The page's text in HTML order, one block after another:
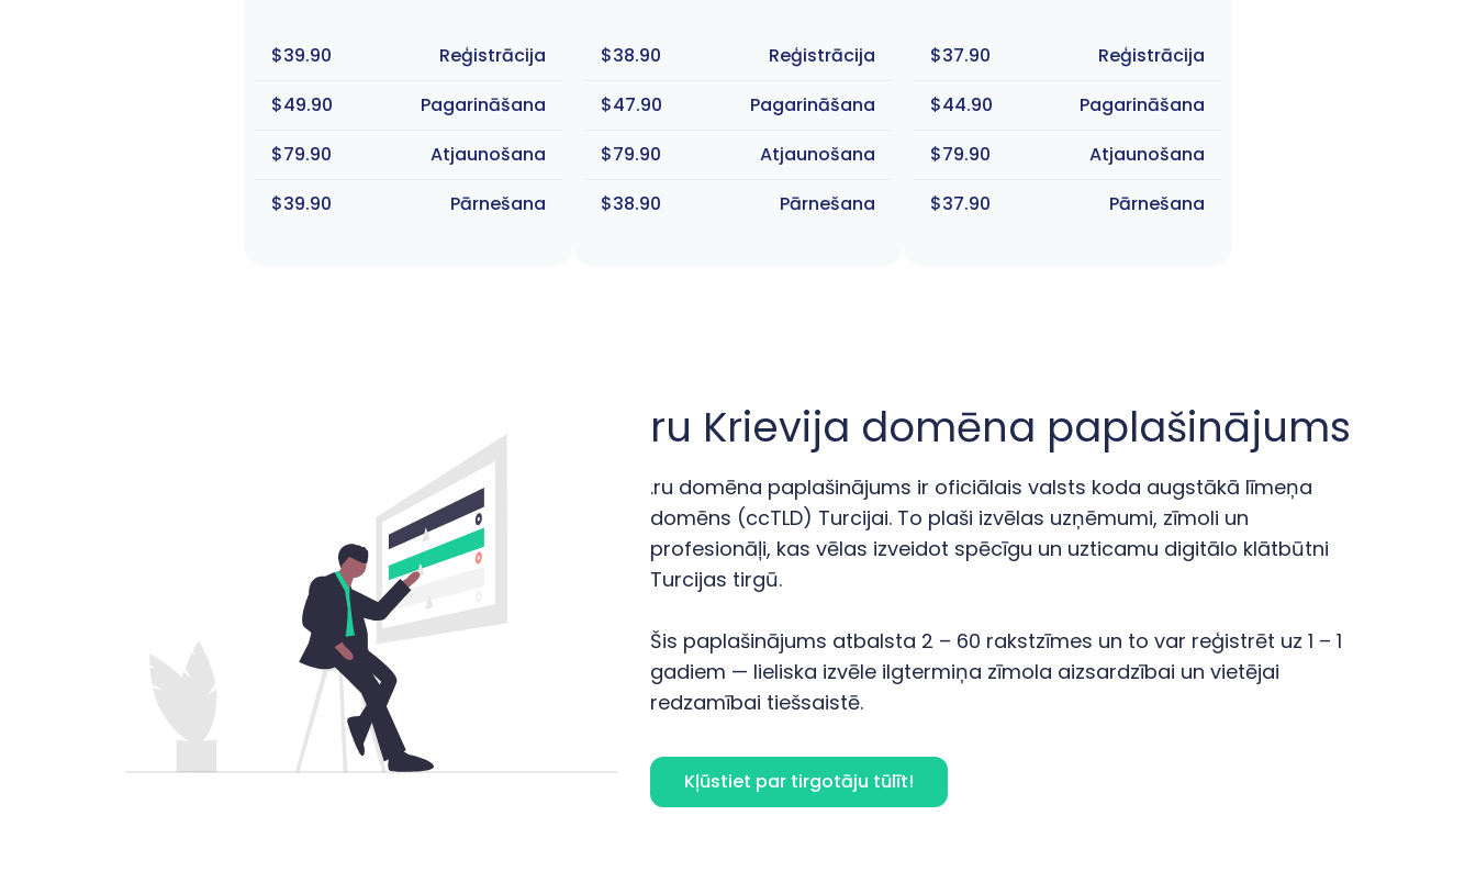
$39.90
Reģistrācija
$49.90
Pagarināšana
$79.90
Atjaunošana
$39.90
Pārnešana
$38.90
Reģistrācija
$47.90
Pagarināšana
$79.90
Atjaunošana
$38.90
Pārnešana
$37.90
Reģistrācija
$44.90
Pagarināšana
$79.90
Atjaunošana
$37.90
Pārnešana
ru Krievija domēna paplašinājums
.ru domēna paplašinājums ir oficiālais valsts koda augstākā līmeņa
domēns (ccTLD) Turcijai. To plaši izvēlas uzņēmumi, zīmoli un
profesionāļi, kas vēlas izveidot spēcīgu un uzticamu digitālo klātbūtni
Turcijas tirgū.
Šis paplašinājums atbalsta 2 – 60 rakstzīmes un to var reģistrēt uz 1 – 1
gadiem — lieliska izvēle ilgtermiņa zīmola aizsardzībai un vietējai
redzamībai tiešsaistē.
Kļūstiet par tirgotāju tūlīt!